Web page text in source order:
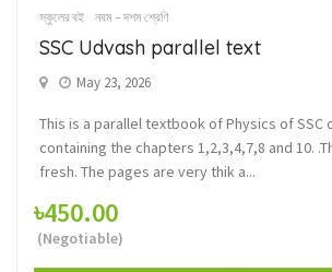
স্কুলের বই নবম – দশম শ্রেণি
SSC Udvash parallel text
May 23, 2026
This is a parallel textbook of Physics of SSC
containing the chapters 1,2,3,4,7,8 and 10.
fresh. The pages are very thik a...
৳450.00
(Negotiable)